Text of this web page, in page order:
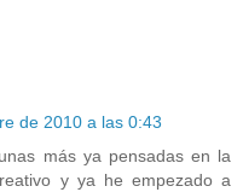
de 2010 a las 0:43
más ya pensadas en la
y ya he empezado a